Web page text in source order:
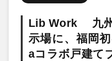
Lib Work 九州
示場に、福岡
aコラボ戸建て